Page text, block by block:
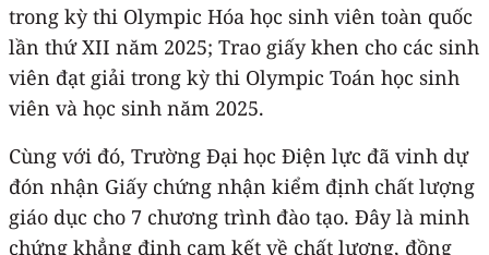
trong kỳ thi Olympic Hóa học sinh viên toàn quốc
lần thứ XII năm 2025; Trao giấy khen cho các sinh
viên đạt giải trong kỳ thi Olympic Toán học sinh
viên và học sinh năm 2025.
Cùng với đó, Trường Đại học Điện lực đã vinh dự
đón nhận Giấy chứng nhận kiểm định chất lượng
giáo dục cho 7 chương trình đào tạo. Đây là minh
chứng khẳng định cam kết về chất lượng, đồng